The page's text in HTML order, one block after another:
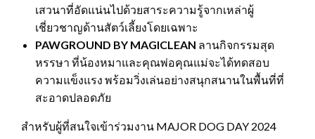
เสวนาที่อัดแน่นไปด้วยสาระความรู้จากเหล่าผู้
เชี่ยวชาญด้านสัตว์เลี้ยงโดยเฉพาะ
PAWGROUND BY MAGICLEAN ลานกิจกรรมสุด
หรรษา ที่น้องหมาและคุณพ่อคุณแม่จะได้ทดสอบ
ความแข็งแรง พร้อมวิ่งเล่นอย่างสนุกสนานในพื้นที่ที่
สะอาดปลอดภัย
สำหรับผู้ที่สนใจเข้าร่วมงาน MAJOR DOG DAY 2024